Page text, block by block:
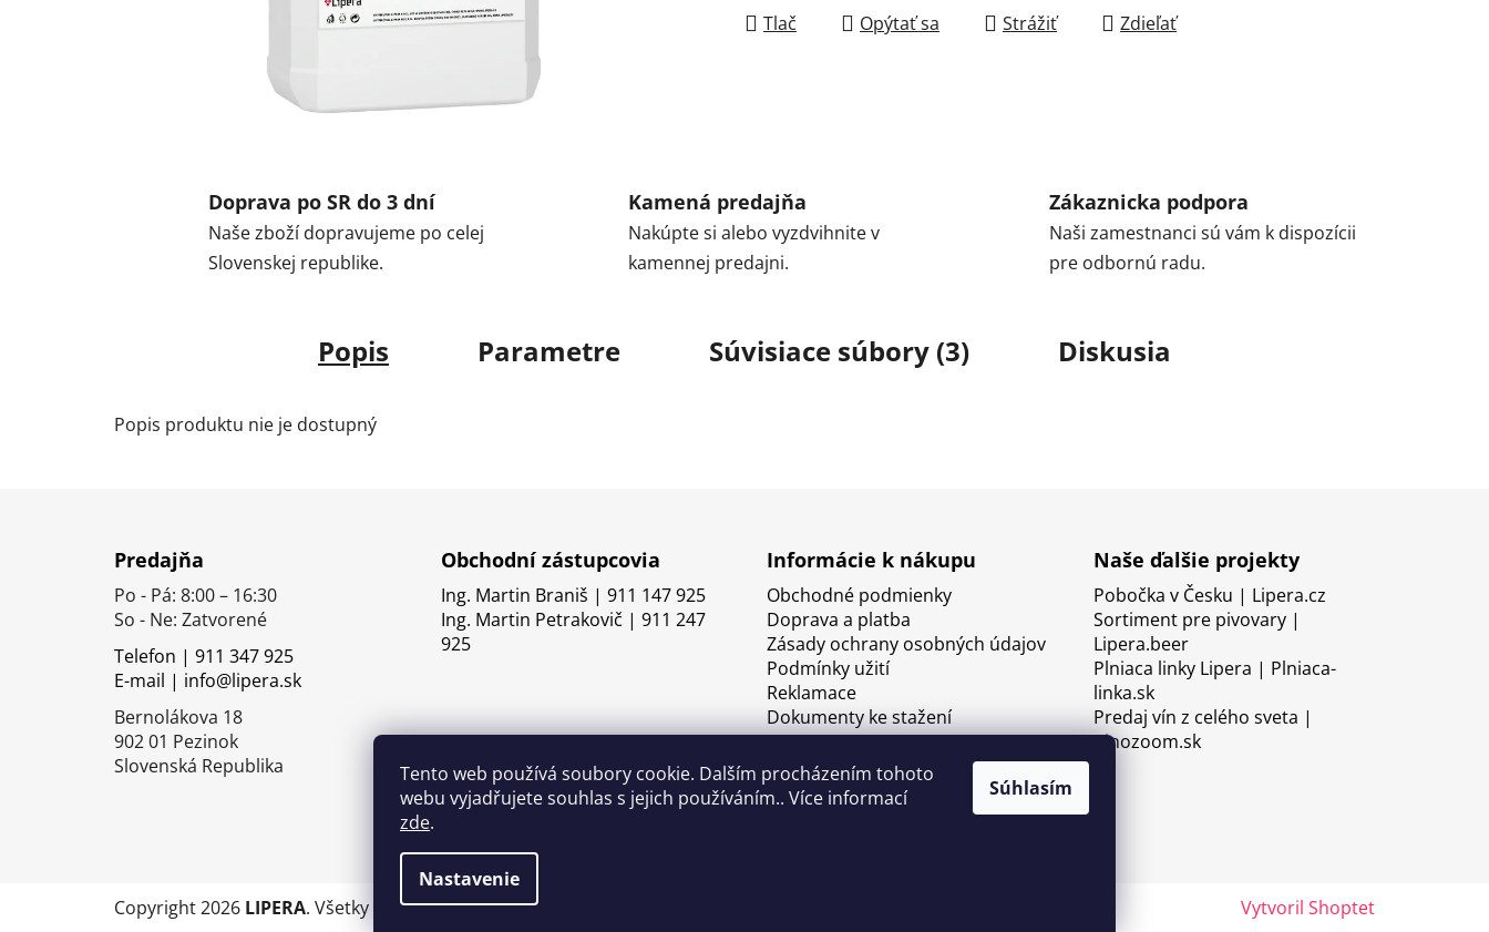
Tento web používá soubory cookie. Dalším procházením tohoto
webu vyjadřujete souhlas s jejich používáním.. Více informací
zde.
Nastavenie
Súhlasím
Tlač Opýtať sa Strážiť Zdieľať
Doprava po SR do 3 dní
Naše zboží dopravujeme po celej
Slovenskej republike.
Kamená predajňa
Nakúpte si alebo vyzdvihnite v
kamennej predajni.
Zákaznicka podpora
Naši zamestnanci sú vám k dispozícii
pre odbornú radu.
Popis Parametre Súvisiace súbory (3) Diskusia
Popis produktu nie je dostupný
Predajňa
Po - Pá: 8:00 – 16:30
So - Ne: Zatvorené
Telefon | 911 347 925
E-mail | info@lipera.sk
Bernolákova 18
902 01 Pezinok
Slovenská Republika
Obchodní zástupcovia
Ing. Martin Braniš | 911 147 925
Ing. Martin Petrakovič | 911 247
925
Informácie k nákupu
Obchodné podmienky
Doprava a platba
Zásady ochrany osobných údajov
Podmínky užití
Reklamace
Dokumenty ke stažení
Naše ďalšie projekty
Pobočka v Česku | Lipera.cz
Sortiment pre pivovary |
Lipera.beer
Plniaca linky Lipera | Plniaca-
linka.sk
Predaj vín z celého sveta |
Vinozoom.sk
Vytvoril Shoptet
Copyright 2026 LIPERA. Všetky práva vyhradené.